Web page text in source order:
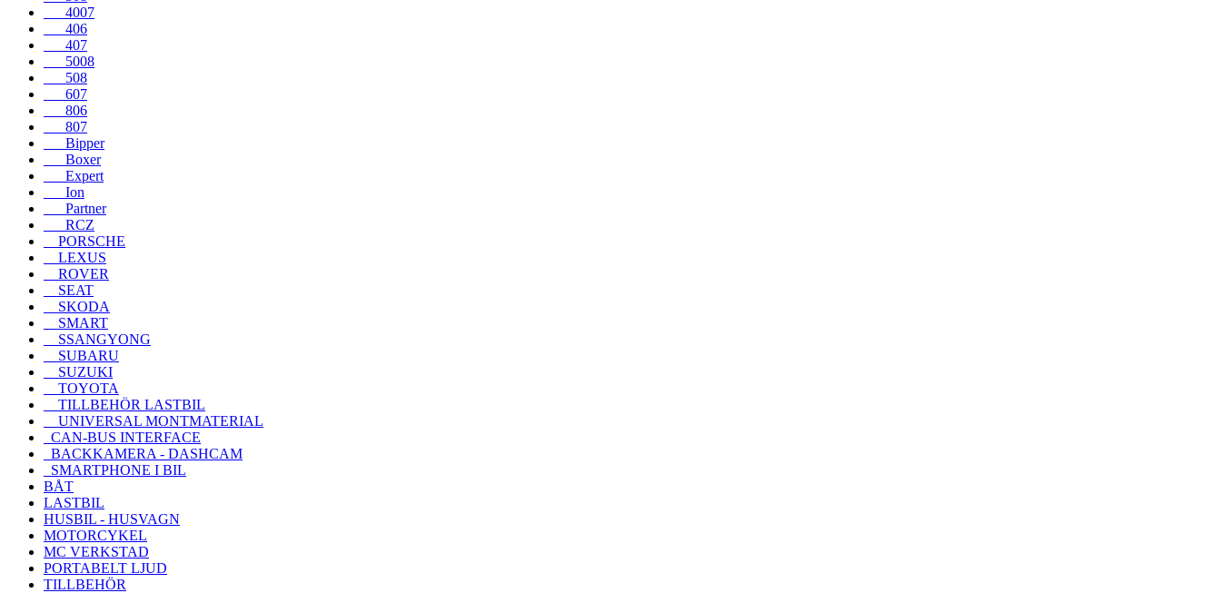
4007
406
407
5008
508
607
806
807
Bipper
Boxer
Expert
Ion
Partner
RCZ
PORSCHE
LEXUS
ROVER
SEAT
SKODA
SMART
SSANGYONG
SUBARU
SUZUKI
TOYOTA
TILLBEHÖR LASTBIL
UNIVERSAL MONTMATERIAL
CAN-BUS INTERFACE
BACKKAMERA - DASHCAM
SMARTPHONE I BIL
BÅT
LASTBIL
HUSBIL - HUSVAGN
MOTORCYKEL
MC VERKSTAD
PORTABELT LJUD
TILLBEHÖR